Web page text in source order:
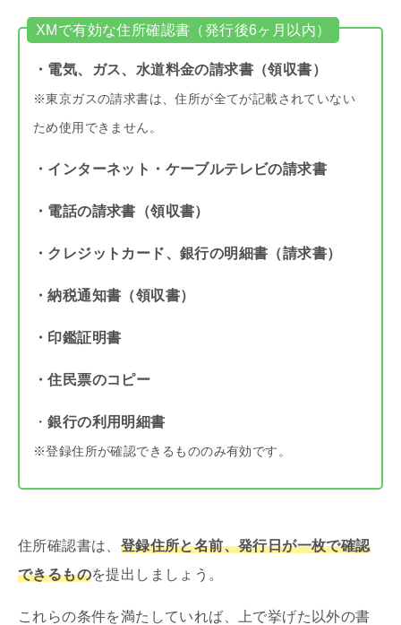
XMで有効な住所確認書（発行後6ヶ月以内）
・電気、ガス、水道料金の請求書（領収書）
※東京ガスの請求書は、住所が全てが記載されていない
ため使用できません。
・インターネット・ケーブルテレビの請求書
・電話の請求書（領収書）
・クレジットカード、銀行の明細書（請求書）
・納税通知書（領収書）
・印鑑証明書
・住民票のコピー
・銀行の利用明細書
※登録住所が確認できるもののみ有効です。
住所確認書は、 登録住所と名前、発行日が一枚で確認
できるものを提出しましょう。
これらの条件を満たしていれば、上で挙げた以外の書